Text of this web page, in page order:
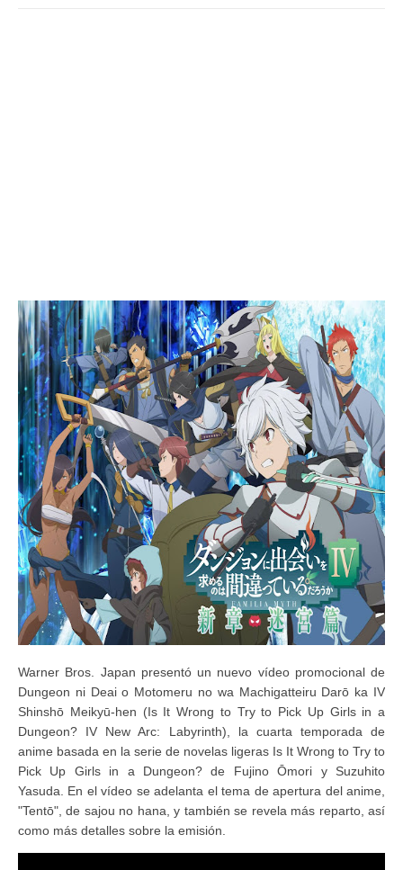
Warner Bros. Japan presentó un nuevo vídeo promocional de
Dungeon ni Deai o Motomeru no wa Machigatteiru Darō ka IV
Shinshō Meikyū-hen (Is It Wrong to Try to Pick Up Girls in a
Dungeon? IV New Arc: Labyrinth), la cuarta temporada de
anime basada en la serie de novelas ligeras Is It Wrong to Try to
Pick Up Girls in a Dungeon? de Fujino Ōmori y Suzuhito
Yasuda. En el vídeo se adelanta el tema de apertura del anime,
"Tentō", de sajou no hana, y también se revela más reparto, así
como más detalles sobre la emisión.